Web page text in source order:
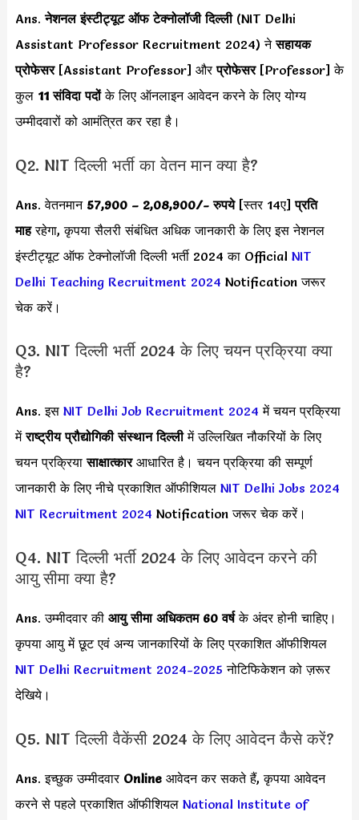
Ans.नेशनल इंस्टीट्यूट ऑफ टेक्नोलॉजी दिल्ली(NIT Delhi
Assistant Professor Recruitment 2024) नेसहायक
प्रोफेसर [Assistant Professor] औरप्रोफेसर [Professor] के
कुल11 संविदा पदोंके लिए ऑनलाइन आवेदन करने के लिए योग्य
उम्मीदवारों को आमंत्रित कर रहा है।
Q2. NIT दिल्ली भर्ती का वेतन मान क्या है?
Ans. वेतनमान 57,900 – 2,08,900/- रुपये [स्तर 14ए]प्रति
माहरहेगा, कृपया सैलरी संबंधित अधिक जानकारी के लिए इस नेशनल
इंस्टीट्यूट ऑफ टेक्नोलॉजी दिल्ली भर्ती 2024 का Official NIT
Delhi Teaching Recruitment 2024 Notification जरूर
चेक करें।
Q3. NIT दिल्ली भर्ती 2024 के लिए चयन प्रक्रिया क्या
है?
Ans. इस NIT Delhi Job Recruitment 2024 में चयन प्रक्रिया
मेंराष्ट्रीय प्रौद्योगिकी संस्थान दिल्लीमें उल्लिखित नौकरियों के लिए
चयन प्रक्रियासाक्षात्कारआधारित है। चयन प्रक्रिया की सम्पूर्ण
जानकारी के लिए नीचे प्रकाशित ऑफीशियल NIT Delhi Jobs 2024
NIT Recruitment 2024 Notification जरूर चेक करें।
Q4. NIT दिल्ली भर्ती 2024 के लिए आवेदन करने की
आयु सीमा क्या है?
Ans. उम्मीदवार की आयु सीमा अधिकतम 60 वर्षके अंदर होनी चाहिए।
कृपया आयु में छूट एवं अन्य जानकारियों के लिए प्रकाशित ऑफीशियल
NIT Delhi Recruitment 2024-2025 नोटिफिकेशन को ज़रूर
देखिये।
Q5. NIT दिल्ली वैकेंसी 2024 के लिए आवेदन कैसे करें?
Ans. इच्छुक उम्मीदवार Online आवेदन कर सकते हैं, कृपया आवेदन
करने से पहले प्रकाशित ऑफीशियल National Institute of